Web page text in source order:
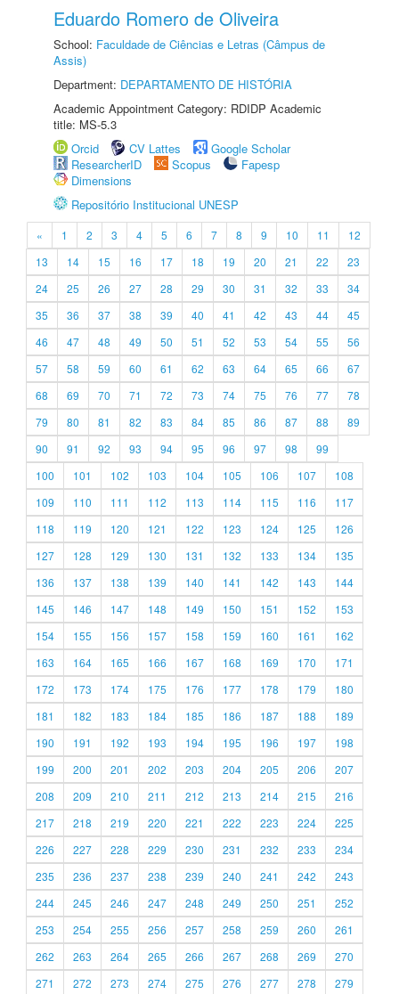
Eduardo Romero de Oliveira
School: Faculdade de Ciências e Letras (Câmpus de
Assis)
Department: DEPARTAMENTO DE HISTÓRIA
Academic Appointment Category: RDIDP Academic
title: MS-5.3
Orcid
CV Lattes
Google Scholar
ResearcherID
Scopus
Fapesp
Dimensions
Repositório Institucional UNESP
« 1 2 3 4 5 6 7 8 9 10 11
12
13
14 15 16 17 18 19 20 21 22
23
24
25 26 27 28 29 30 31 32 33
34
35
36 37 38 39 40 41 42 43 44
45
46
47 48 49 50 51 52 53 54 55
56
57
58 59 60 61 62 63 64 65 66
67
68
69 70 71 72 73 74 75 76 77
78
79
80 81 82 83 84 85 86 87 88
89
90
91 92 93 94 95 96 97 98
99
100
101 102 103 104 105 106 107
108
109
110 111 112 113 114 115 116
117
118
119 120 121 122 123 124 125
126
127
128 129 130 131 132 133 134
135
136
137 138 139 140 141 142 143
144
145
146 147 148 149 150 151 152
153
154
155 156 157 158 159 160 161
162
163
164 165 166 167 168 169 170
171
172
173 174 175 176 177 178 179
180
181
182 183 184 185 186 187 188
189
190
191 192 193 194 195 196 197
198
199
200 201 202 203 204 205 206
207
208
209 210 211 212 213 214 215
216
217
218 219 220 221 222 223 224
225
226
227 228 229 230 231 232 233
234
235
236 237 238 239 240 241 242
243
244
245 246 247 248 249 250 251
252
253
254 255 256 257 258 259 260
261
262
263 264 265 266 267 268 269
270
271
272 273 274 275 276 277 278 279